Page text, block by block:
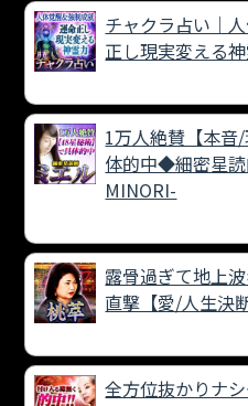
チャクラ占い｜
正し現実変える
1万人絶賛【本音
体的中◆細密星
MINORI-
露骨過ぎて地上
直撃【愛/人生決
全方位抜かりナ